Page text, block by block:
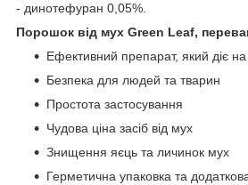
- динотефуран 0,05%.
Порошок від мух Green Leaf,
Ефективний препарат, який діє на
Безпека для людей та тварин
Простота застосування
Чудова ціна засіб від мух
Знищення яєць та личинок мух
Герметична упаковка та